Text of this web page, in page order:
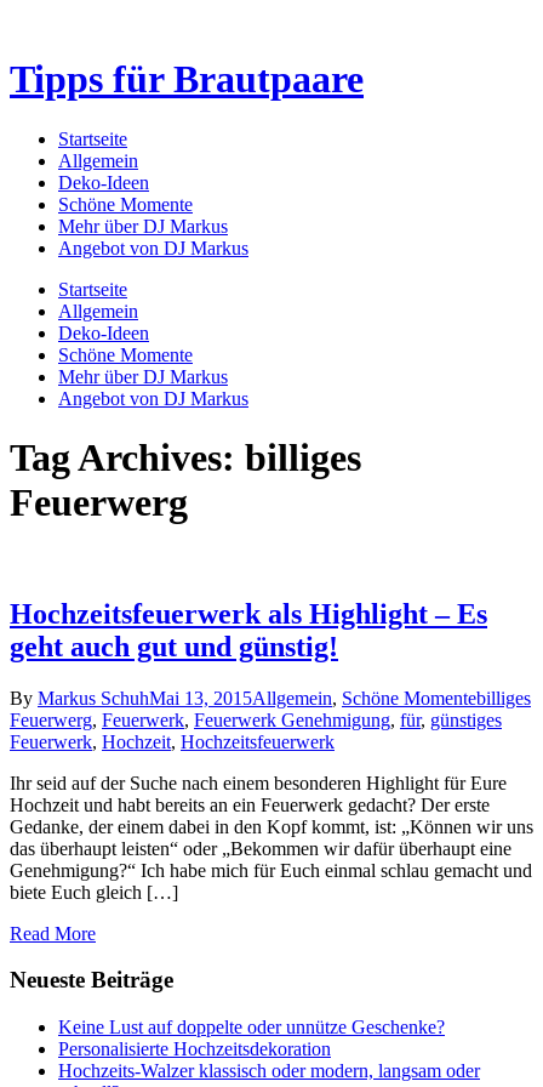
Tipps für Brautpaare
Startseite
Allgemein
Deko-Ideen
Schöne Momente
Mehr über DJ Markus
Angebot von DJ Markus
Startseite
Allgemein
Deko-Ideen
Schöne Momente
Mehr über DJ Markus
Angebot von DJ Markus
Tag Archives: billiges
Feuerwerg
Hochzeitsfeuerwerk als Highlight – Es
geht auch gut und günstig!
By Markus SchuhMai 13, 2015Allgemein, Schöne Momentebilliges
Feuerwerg, Feuerwerk, Feuerwerk Genehmigung, für, günstiges
Feuerwerk, Hochzeit, Hochzeitsfeuerwerk
Ihr seid auf der Suche nach einem besonderen Highlight für Eure
Hochzeit und habt bereits an ein Feuerwerk gedacht? Der erste
Gedanke, der einem dabei in den Kopf kommt, ist: „Können wir uns
das überhaupt leisten“ oder „Bekommen wir dafür überhaupt eine
Genehmigung?“ Ich habe mich für Euch einmal schlau gemacht und
biete Euch gleich […]
Read More
Neueste Beiträge
Keine Lust auf doppelte oder unnütze Geschenke?
Personalisierte Hochzeitsdekoration
Hochzeits-Walzer klassisch oder modern, langsam oder